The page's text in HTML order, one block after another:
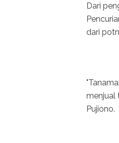
Dari
dari
menjual
Pujiono.